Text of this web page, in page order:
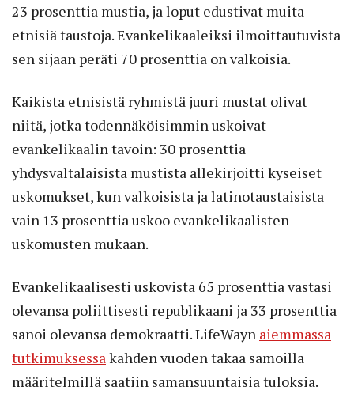
23 prosenttia mustia, ja loput edustivat muita
etnisiä taustoja. Evankelikaaleiksi ilmoittautuvista
sen sijaan peräti 70 prosenttia on valkoisia.
Kaikista etnisistä ryhmistä juuri mustat olivat
niitä, jotka todennäköisimmin uskoivat
evankelikaalin tavoin: 30 prosenttia
yhdysvaltalaisista mustista allekirjoitti kyseiset
uskomukset, kun valkoisista ja latinotaustaisista
vain 13 prosenttia uskoo evankelikaalisten
uskomusten mukaan.
Evankelikaalisesti uskovista 65 prosenttia vastasi
olevansa poliittisesti republikaani ja 33 prosenttia
sanoi olevansa demokraatti. LifeWayn aiemmassa
tutkimuksessakahden vuoden takaa samoilla
määritelmillä saatiin samansuuntaisia tuloksia.